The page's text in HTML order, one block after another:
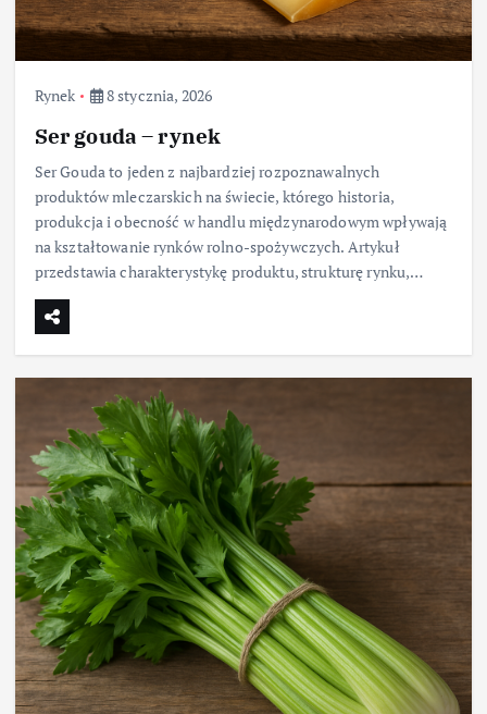
Rynek 8 stycznia, 2026
Ser gouda – rynek
Ser Gouda to jeden z najbardziej rozpoznawalnych
produktów mleczarskich na świecie, którego historia,
produkcja i obecność w handlu międzynarodowym wpływają
na kształtowanie rynków rolno-spożywczych. Artykuł
przedstawia charakterystykę produktu, strukturę rynku,…